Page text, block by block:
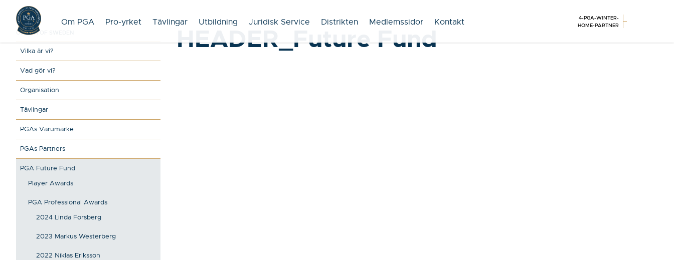
Om PGA Pro-yrket Tävlingar Utbildning Juridisk Service Distrikten Medlemssidor Kontakt
4-PGA-WINTER-
HOME-PARTNER
OM PGA OF SWEDEN
Vilka är vi?
Vad gör vi?
Organisation
Tävlingar
PGAs Varumärke
PGAs Partners
PGA Future Fund
Player Awards
PGA Professional Awards
2024 Linda Forsberg
2023 Markus Westerberg
2022 Niklas Eriksson
HEADER_Future Fund